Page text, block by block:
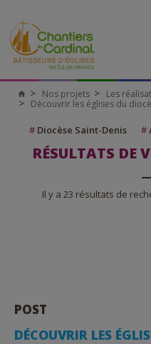
Nos projets Les
Découvrir les églises du
# Diocèse Saint-Denis #
RÉSULTATS DE
Il y a 23 résultats de
POST
DÉCOUVRIR LES